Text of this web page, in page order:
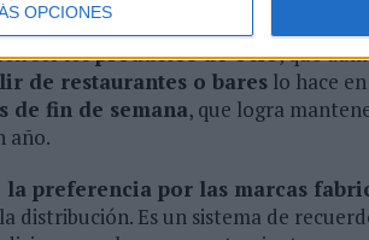
OPCIONES
que los consumidores vean con
ser losproductos de ocio, que
de restaurantes o bares lo hace
de fin de semana, que logra
año.
la preferencia por las marcas
distribución. Es un sistema de